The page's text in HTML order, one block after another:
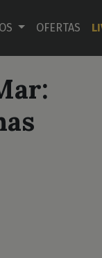
OFERTAS